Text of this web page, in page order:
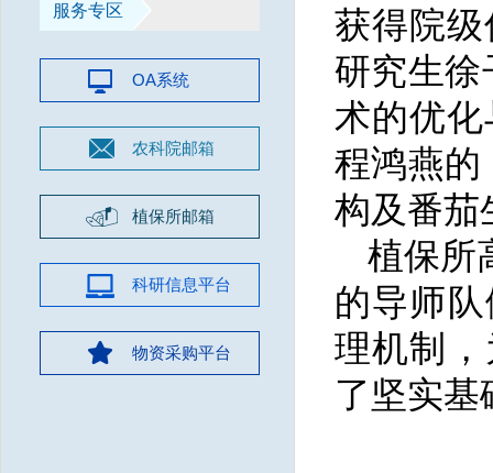
服务专区
OA系统
农科院邮箱
植保所邮箱
科研信息平台
物资采购平台
获得院
研究生徐
术的优
程鸿燕的
构及番茄
植保所
的导师
理机制
了坚实基